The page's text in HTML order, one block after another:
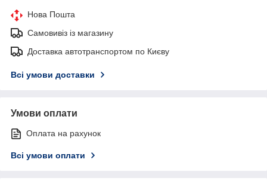
Нова Пошта
Самовивіз із магазину
Доставка автотранспортом по Києву
Всі умови доставки
Умови оплати
Оплата на рахунок
Всі умови оплати